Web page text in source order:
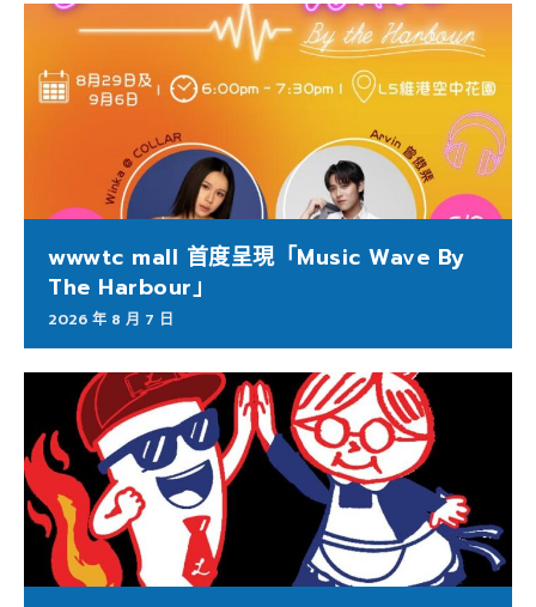
wwwtc mall 首度呈現「Music Wave By
The Harbour」
2026 年 8 月 7 日